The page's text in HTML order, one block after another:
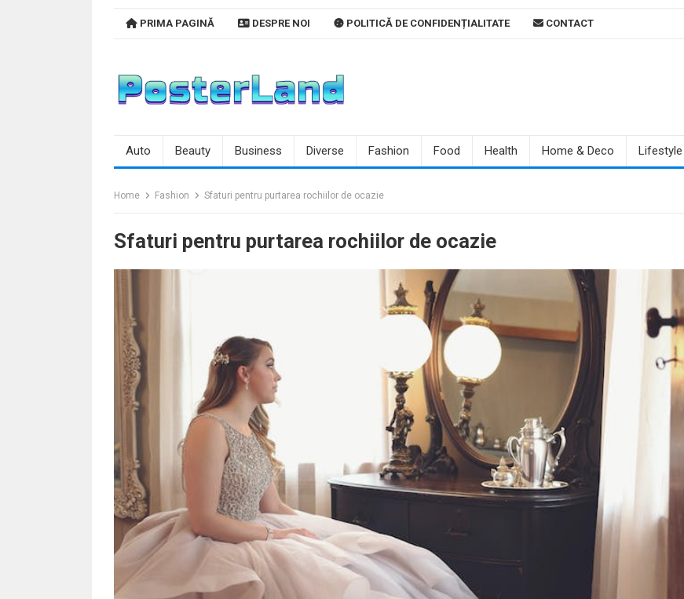
PRIMA PAGINĂ DESPRE NOI POLITICĂ DE CONFIDENȚIALITATE CONTACT
Auto Beauty Business Diverse Fashion Food Health Home & Deco Lifestyle
Home Fashion Sfaturi pentru purtarea rochiilor de ocazie
Sfaturi pentru purtarea rochiilor de ocazie